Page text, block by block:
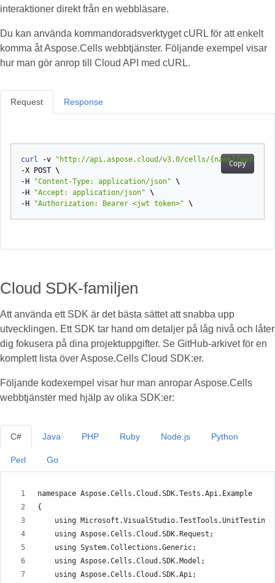
interaktioner direkt från en webbläsare.
Du kan använda kommandoradsverktyget cURL för att enkelt
komma åt Aspose.Cells webbtjänster. Följande exempel visar
hur man gör anrop till Cloud API med cURL.
Request
Copy
curl -v
"http://api.aspose.cloud/v3.0/cells/{name}/
-X
POST \
-H
"Content-Type: application/json" \
-H
"Accept: application/json" \
-H
"Authorization: Bearer <jwt token>" \
Response
Cloud SDK-familjen
Att använda ett SDK är det bästa sättet att snabba upp
utvecklingen. Ett SDK tar hand om detaljer på låg nivå och låter
dig fokusera på dina projektuppgifter. Se GitHub-arkivet för en
komplett lista över Aspose.Cells Cloud SDK:er.
Följande kodexempel visar hur man anropar Aspose.Cells
webbtjänster med hjälp av olika SDK:er:
C#
namespace Aspose.Cells.Cloud.SDK.Tests.Api.Example
{
    using Microsoft.VisualStudio.TestTools.UnitTesting;
    using Aspose.Cells.Cloud.SDK.Request;
    using System.Collections.Generic;
    using Aspose.Cells.Cloud.SDK.Model;
    using Aspose.Cells.Cloud.SDK.Api;
Java PHP Ruby Node.js Python
Perl Go